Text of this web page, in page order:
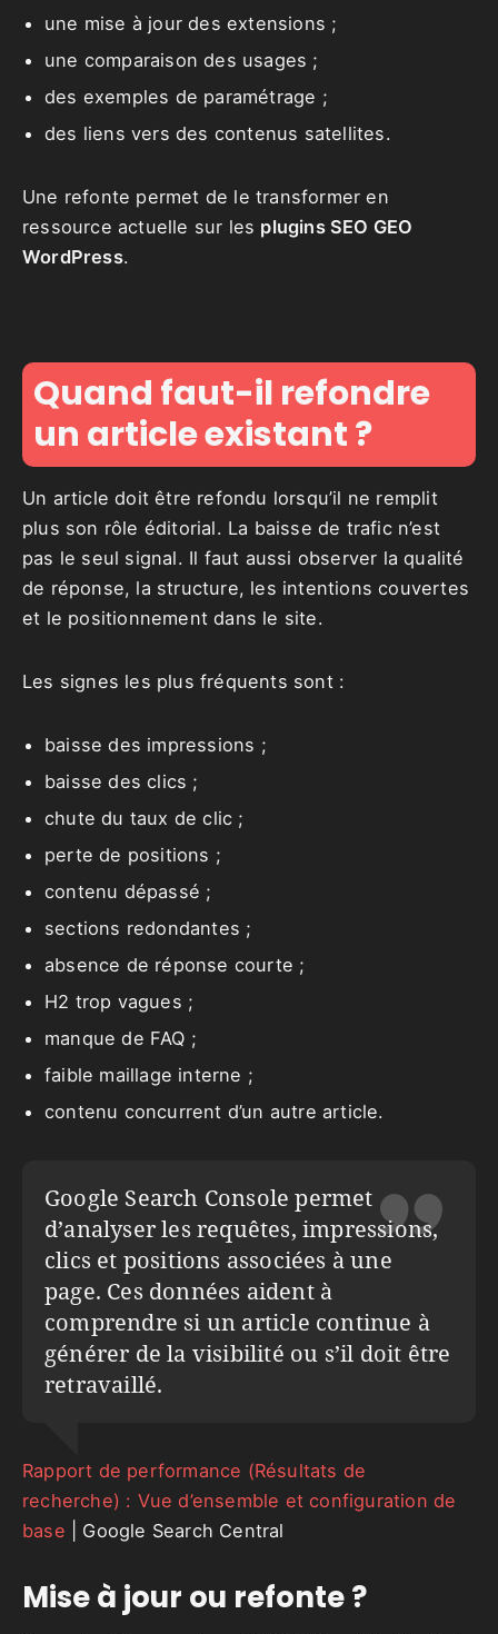
une mise à jour des extensions ;
une comparaison des usages ;
des exemples de paramétrage ;
des liens vers des contenus satellites.
Une refonte permet de le transformer en
ressource actuelle sur les plugins SEO GEO
WordPress.
Quand faut-il refondre
un article existant ?
Un article doit être refondu lorsqu’il ne remplit
plus son rôle éditorial. La baisse de trafic n’est
pas le seul signal. Il faut aussi observer la qualité
de réponse, la structure, les intentions couvertes
et le positionnement dans le site.
Les signes les plus fréquents sont :
baisse des impressions ;
baisse des clics ;
chute du taux de clic ;
perte de positions ;
contenu dépassé ;
sections redondantes ;
absence de réponse courte ;
H2 trop vagues ;
manque de FAQ ;
faible maillage interne ;
contenu concurrent d’un autre article.
Google Search Console permet
d’analyser les requêtes, impressions,
clics et positions associées à une
page. Ces données aident à
comprendre si un article continue à
générer de la visibilité ou s’il doit être
retravaillé.
Rapport de performance (Résultats de
recherche) : Vue d’ensemble et configuration de
base | Google Search Central
Mise à jour ou refonte ?